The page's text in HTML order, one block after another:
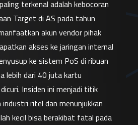
terkenal adalah kebocoran
Target di AS pada tahun
akun vendor pihak
akses ke jaringan internal
ke sistem PoS di ribuan
lebih dari 40 juta kartu
Insiden ini menjadi titik
ritel dan menunjukkan
kecil bisa berakibat fatal pada